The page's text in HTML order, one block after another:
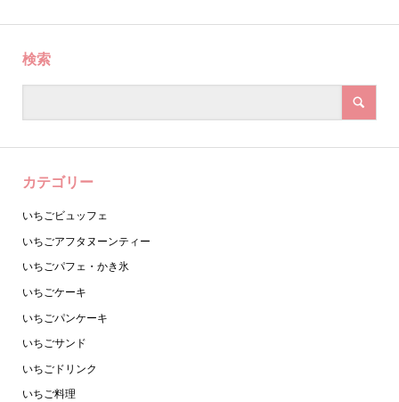
検索
カテゴリー
いちごビュッフェ
いちごアフタヌーンティー
いちごパフェ・かき氷
いちごケーキ
いちごパンケーキ
いちごサンド
いちごドリンク
いちご料理